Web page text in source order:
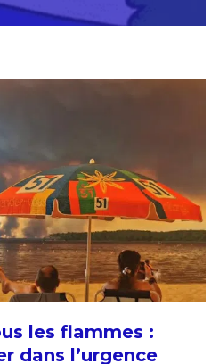
les flammes :
dans l’urgence